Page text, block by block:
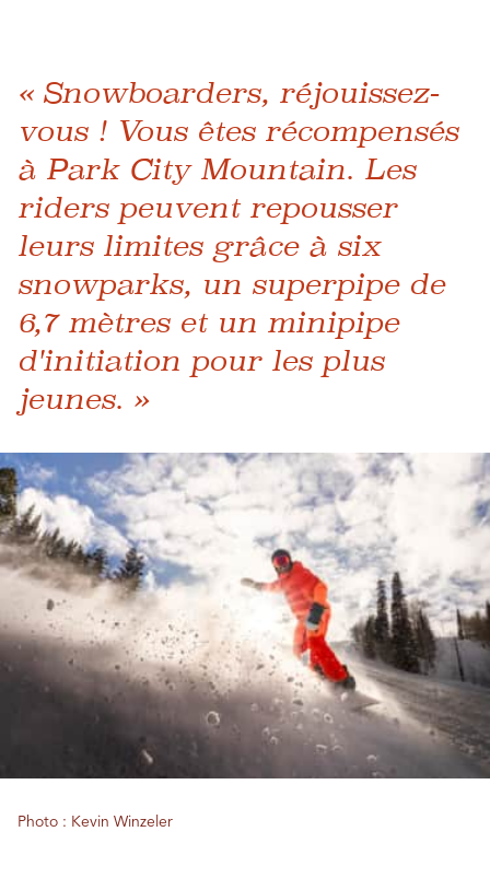
« Snowboarders, réjouissez-
vous ! Vous êtes récompensés
à Park City Mountain. Les
riders peuvent repousser
leurs limites grâce à six
snowparks, un superpipe de
6,7 mètres et un minipipe
d'initiation pour les plus
jeunes. »
Photo : Kevin Winzeler